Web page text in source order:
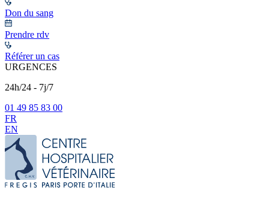
Don du sang
Prendre rdv
Référer un cas
URGENCES
24h/24 - 7j/7
01 49 85 83 00
FR
EN